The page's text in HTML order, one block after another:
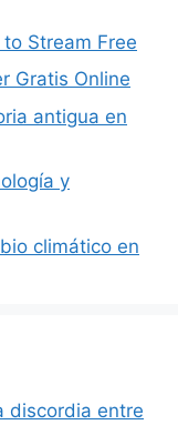
Stream Free
Gratis Online
antigua en
y
climático en
discordia entre